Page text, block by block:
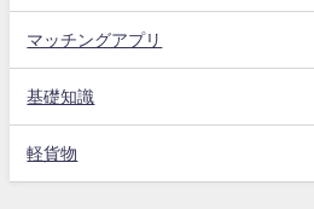
マッチングアプリ
基礎知識
軽貨物